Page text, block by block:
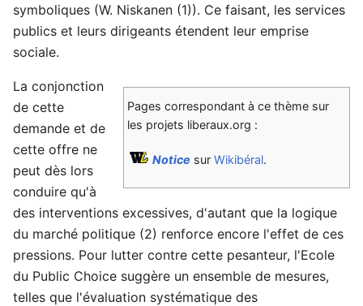
symboliques (W. Niskanen (1)). Ce faisant, les services
publics et leurs dirigeants étendent leur emprise
sociale.
Pages correspondant à ce thème sur
les projets liberaux.org :
Notice sur Wikibéral.
La conjonction
de cette
demande et de
cette offre ne
peut dès lors
conduire qu'à
des interventions excessives, d'autant que la logique
du marché politique (2) renforce encore l'effet de ces
pressions. Pour lutter contre cette pesanteur, l'Ecole
du Public Choice suggère un ensemble de mesures,
telles que l'évaluation systématique des